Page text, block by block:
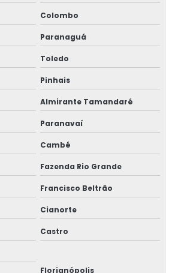
Colombo
Paranaguá
Toledo
Pinhais
Almirante Tamandaré
Paranavaí
Cambé
Fazenda Rio Grande
Francisco Beltrão
Cianorte
Castro
Florianópolis